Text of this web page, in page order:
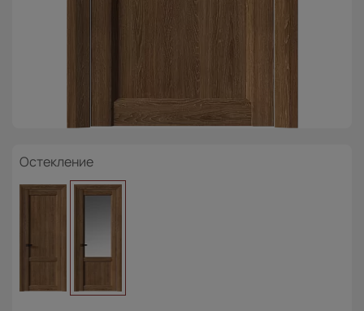
Остекление